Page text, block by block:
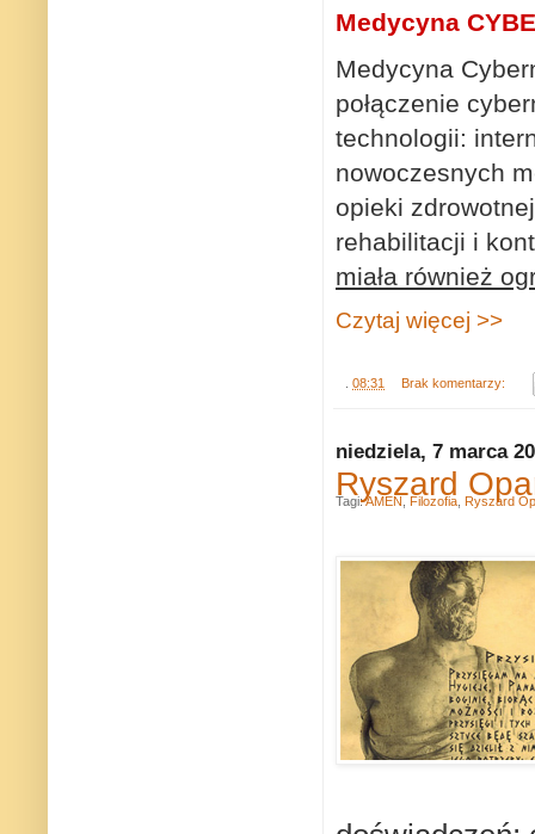
Medycyna
Medycyna
połączenie
technologii:
nowoczesnych
opieki
rehabilitacji i
miała również
Czytaj więcej >>
08:31 Brak komentarzy:
niedziela, 7 marca
Ryszard
Tagi:AMEN Filozofia Ryszard